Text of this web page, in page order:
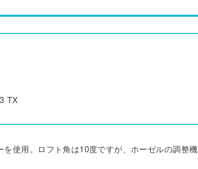
TX
使用。ロフト角は10度ですが、ホーゼルの調整機